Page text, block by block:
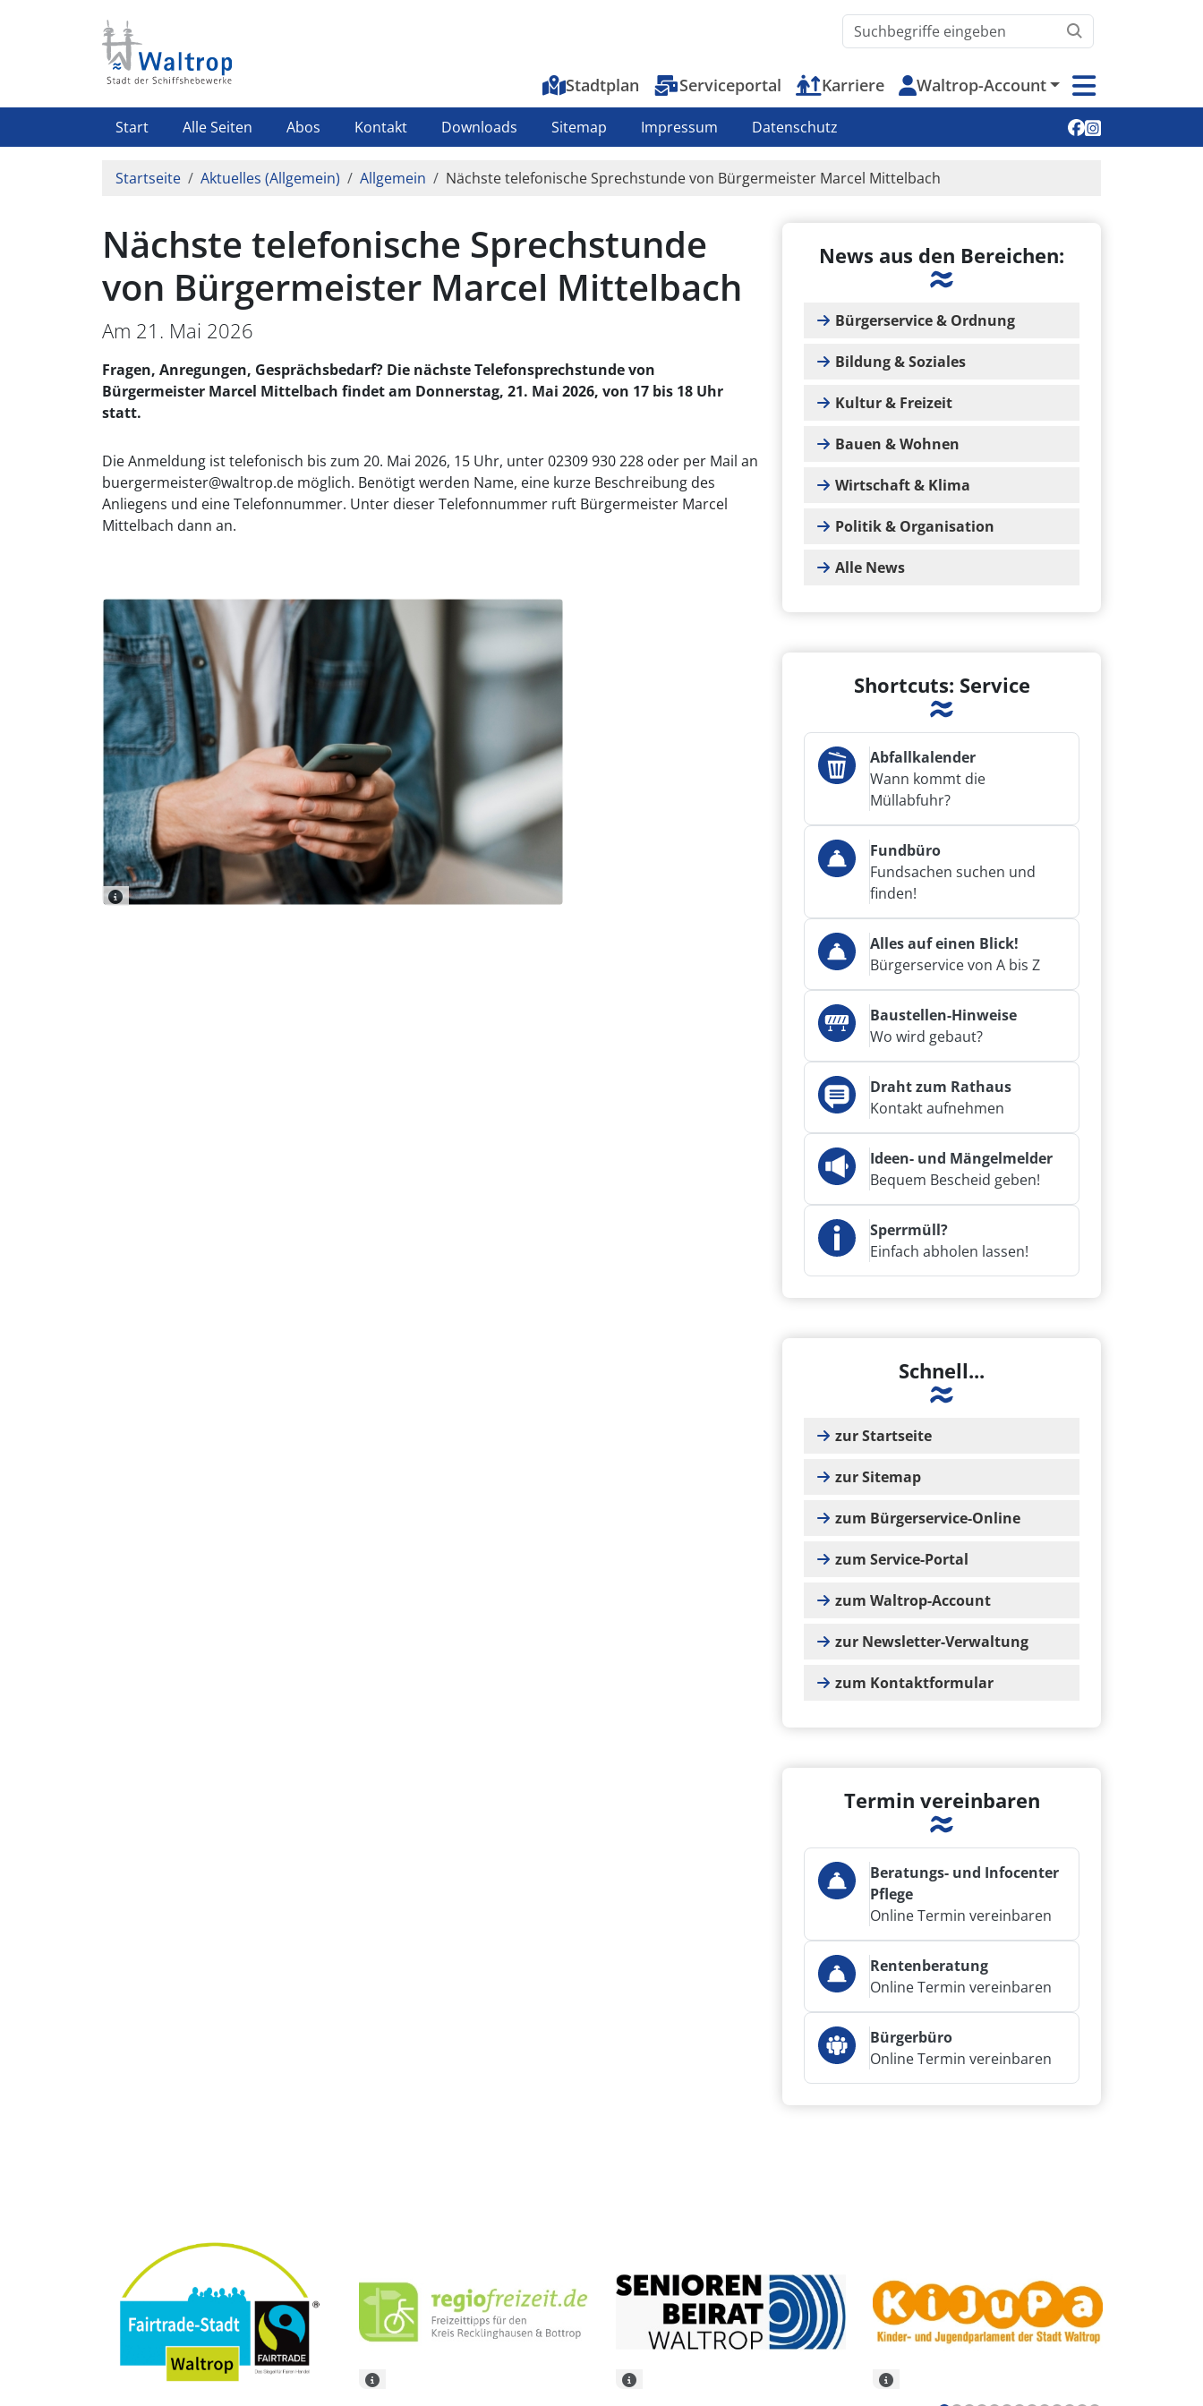
Waltrop.de durchsuchen
Top-Menu
Stadtplan Serviceportal Karriere Waltrop-Account
Highlight Menü
Start Alle Seiten Abos Kontakt Downloads Sitemap Impressum Datenschutz Soziale Medien
Pfadnavigation
Startseite Aktuelles (Allgemein) Allgemein Nächste telefonische Sprechstunde von Bürgermeister Marcel Mittelbach
Nächste telefonische Sprechstunde
von Bürgermeister Marcel Mittelbach
Am 21. Mai 2026
Fragen, Anregungen, Gesprächsbedarf? Die nächste Telefonsprechstunde von
Bürgermeister Marcel Mittelbach findet am Donnerstag, 21. Mai 2026, von 17 bis 18 Uhr
statt.
Die Anmeldung ist telefonisch bis zum 20. Mai 2026, 15 Uhr, unter 02309 930 228 oder per Mail an
buergermeister@waltrop.de möglich. Benötigt werden Name, eine kurze Beschreibung des
Anliegens und eine Telefonnummer. Unter dieser Telefonnummer ruft Bürgermeister Marcel
Mittelbach dann an.
News aus den Bereichen:
Bürgerservice & Ordnung
Bildung & Soziales
Kultur & Freizeit
Bauen & Wohnen
Wirtschaft & Klima
Politik & Organisation
Alle News
Shortcuts: Service
Abfallkalender
Wann kommt die
Müllabfuhr?
Fundbüro
Fundsachen suchen und
finden!
Alles auf einen Blick!
Bürgerservice von A bis Z
Baustellen-Hinweise
Wo wird gebaut?
Draht zum Rathaus
Kontakt aufnehmen
Ideen- und Mängelmelder
Bequem Bescheid geben!
Sperrmüll?
Einfach abholen lassen!
Schnell...
zur Startseite
zur Sitemap
zum Bürgerservice-Online
zum Service-Portal
zum Waltrop-Account
zur Newsletter-Verwaltung
zum Kontaktformular
Termin vereinbaren
Beratungs- und Infocenter
Pflege
Online Termin vereinbaren
Rentenberatung
Online Termin vereinbaren
Bürgerbüro
Online Termin vereinbaren